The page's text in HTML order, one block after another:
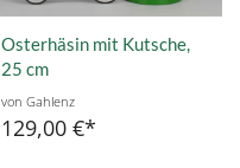
Osterhäsin mit Kutsche,
25 cm
von Gahlenz
129,00 €